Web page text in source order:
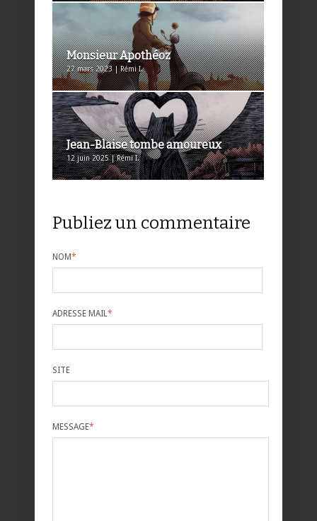
Monsieur Apothéoz
27 mars 2023 | Rémi I.
Jean-Blaise tombe amoureux
12 juin 2025 | Rémi I.
Publiez un commentaire
NOM*
ADRESSE MAIL*
SITE
MESSAGE*